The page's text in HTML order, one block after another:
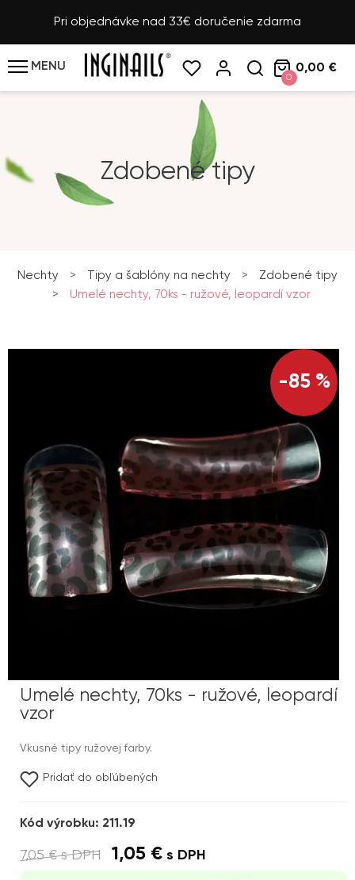
Pri objednávke nad 33€ doručenie zdarma
MENU
0
0,00 €
Zdobené tipy
Nechty > Tipy a šablóny na nechty >
Zdobené tipy
>
Umelé nechty, 70ks - ružové, leopardí vzor
-85 %
Umelé nechty, 70ks - ružové, leopardí
vzor
Vkusné tipy ružovej farby.
Pridať do obľúbených
Kód výrobku: 211.19
7,05 €s DPH 1,05 € s DPH